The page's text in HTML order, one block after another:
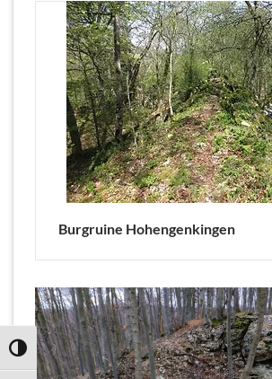
UMSCHALTEN AUF HOHE KONTRASTE
Burgruine Hohengenkingen